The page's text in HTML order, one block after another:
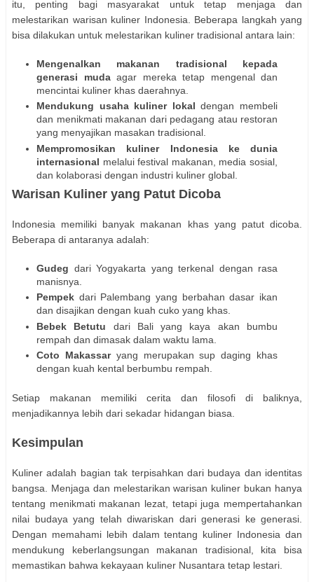
itu, penting bagi masyarakat untuk tetap menjaga dan
melestarikan warisan kuliner Indonesia. Beberapa langkah yang
bisa dilakukan untuk melestarikan kuliner tradisional antara lain:
Mengenalkan makanan tradisional kepada
generasi mudaagar mereka tetap mengenal dan
mencintai kuliner khas daerahnya.
Mendukung usaha kuliner lokal dengan membeli
dan menikmati makanan dari pedagang atau restoran
yang menyajikan masakan tradisional.
Mempromosikan kuliner Indonesia ke dunia
internasional melalui festival makanan, media sosial,
dan kolaborasi dengan industri kuliner global.
Warisan Kuliner yang Patut Dicoba
Indonesia memiliki banyak makanan khas yang patut dicoba.
Beberapa di antaranya adalah:
Gudeg dari Yogyakarta yang terkenal dengan rasa
manisnya.
Pempek dari Palembang yang berbahan dasar ikan
dan disajikan dengan kuah cuko yang khas.
Bebek Betutu dari Bali yang kaya akan bumbu
rempah dan dimasak dalam waktu lama.
Coto Makassaryang merupakan sup daging khas
dengan kuah kental berbumbu rempah.
Setiap makanan memiliki cerita dan filosofi di baliknya,
menjadikannya lebih dari sekadar hidangan biasa.
Kesimpulan
Kuliner adalah bagian tak terpisahkan dari budaya dan identitas
bangsa. Menjaga dan melestarikan warisan kuliner bukan hanya
tentang menikmati makanan lezat, tetapi juga mempertahankan
nilai budaya yang telah diwariskan dari generasi ke generasi.
Dengan memahami lebih dalam tentang kuliner Indonesia dan
mendukung keberlangsungan makanan tradisional, kita bisa
memastikan bahwa kekayaan kuliner Nusantara tetap lestari.